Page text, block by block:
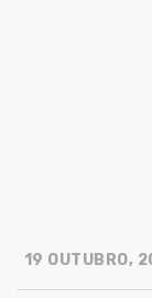
19 OUTUBRO,